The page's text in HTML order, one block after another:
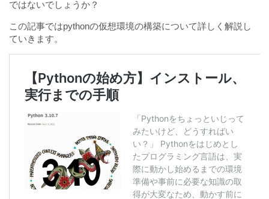
ではないでしょうか？
この記事ではpythonの仮想環境の構築について詳しく解説し
ていきます。